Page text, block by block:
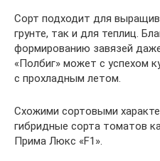
Сорт подходит для
грунте, так и для теплиц.
формированию завязей
«Полбиг» может с успехом
с прохладным летом.
Схожими сортовыми
гибридные сорта томатов
Прима Люкс «F1».